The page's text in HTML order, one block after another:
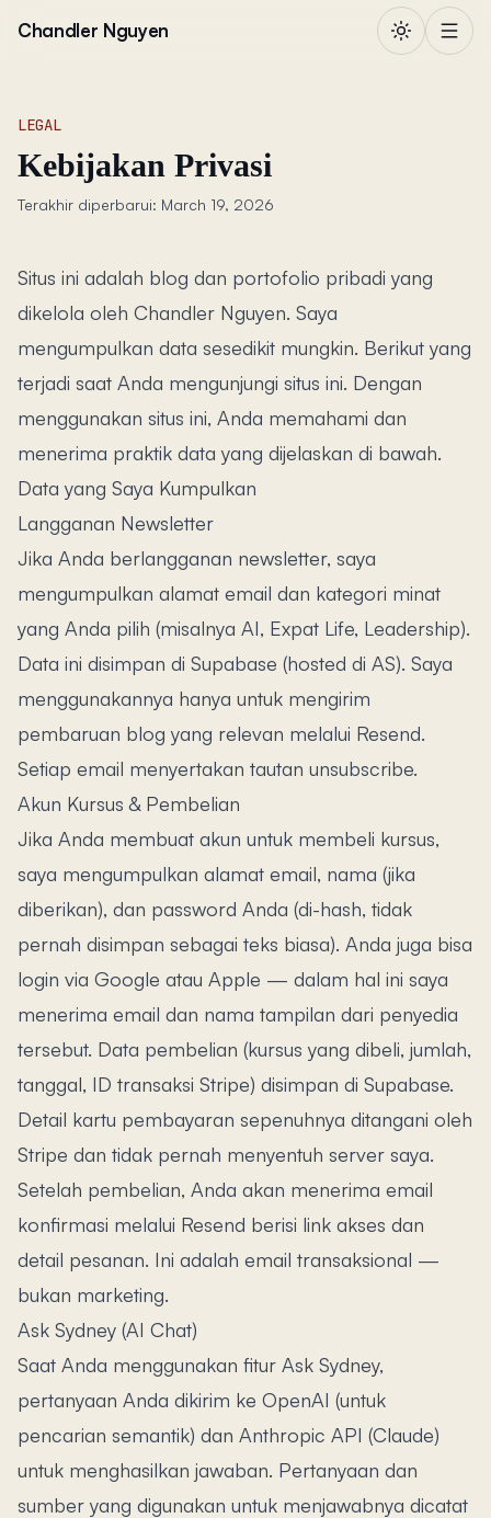
Chandler Nguyen
LEGAL
Kebijakan Privasi
Terakhir diperbarui: March 19, 2026
Situs ini adalah blog dan portofolio pribadi yang
dikelola oleh Chandler Nguyen. Saya
mengumpulkan data sesedikit mungkin. Berikut yang
terjadi saat Anda mengunjungi situs ini. Dengan
menggunakan situs ini, Anda memahami dan
menerima praktik data yang dijelaskan di bawah.
Data yang Saya Kumpulkan
Langganan Newsletter
Jika Anda berlangganan newsletter, saya
mengumpulkan alamat email dan kategori minat
yang Anda pilih (misalnya AI, Expat Life, Leadership).
Data ini disimpan di Supabase (hosted di AS). Saya
menggunakannya hanya untuk mengirim
pembaruan blog yang relevan melalui Resend.
Setiap email menyertakan tautan unsubscribe.
Akun Kursus & Pembelian
Jika Anda membuat akun untuk membeli kursus,
saya mengumpulkan alamat email, nama (jika
diberikan), dan password Anda (di-hash, tidak
pernah disimpan sebagai teks biasa). Anda juga bisa
login via Google atau Apple — dalam hal ini saya
menerima email dan nama tampilan dari penyedia
tersebut. Data pembelian (kursus yang dibeli, jumlah,
tanggal, ID transaksi Stripe) disimpan di Supabase.
Detail kartu pembayaran sepenuhnya ditangani oleh
Stripe dan tidak pernah menyentuh server saya.
Setelah pembelian, Anda akan menerima email
konfirmasi melalui Resend berisi link akses dan
detail pesanan. Ini adalah email transaksional —
bukan marketing.
Ask Sydney (AI Chat)
Saat Anda menggunakan fitur Ask Sydney,
pertanyaan Anda dikirim ke OpenAI (untuk
pencarian semantik) dan Anthropic API (Claude)
untuk menghasilkan jawaban. Pertanyaan dan
sumber yang digunakan untuk menjawabnya dicatat